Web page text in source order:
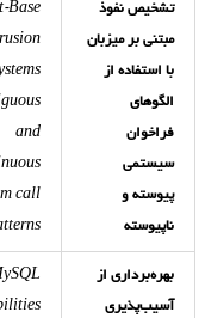
تشخیص نفوذ
مبتنی بر میزبان
با استفاده از
الگوهای
فراخوان
سیستمی
پیوسته و
ناپیوسته
Base
and
call
بهره‌برداری از
آسیب‌پذیری